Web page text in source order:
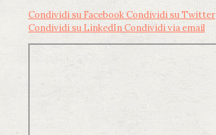
Condividi su FacebookCondividi su Twitter
Condividi su LinkedInCondividi via email